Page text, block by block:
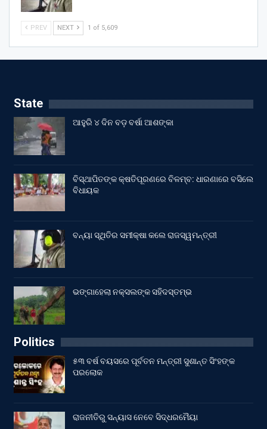
PREV NEXT 1 of 5,609
State
ଆହୁରି ୪ ଦିନ ବଡ଼ ବର୍ଷା ଆଶଙ୍କା
ବିସ୍ଥାପିତଙ୍କ କ୍ଷତିପୂରଣରେ ବିଳମ୍ବ: ଧାରଣାରେ ବସିଲେ
ବିଧାୟକ
ବନ୍ୟା ସ୍ଥିତିର ସମୀକ୍ଷା କଲେ ରାଜସ୍ୱମନ୍ତ୍ରୀ
ଭଙ୍ଗାହେଲା ନକ୍ସଲଙ୍କ ସହିଦସ୍ତମ୍ଭ
Politics
୫୩ ବର୍ଷ ବୟସରେ ପୂର୍ବତନ ମନ୍ତ୍ରୀ ସୁଶାନ୍ତ ସିଂହଙ୍କ
ପରଲୋକ
ରାଜନୀତିରୁ ସନ୍ୟାସ ନେବେ ସିଦ୍ଧରମୈୟା